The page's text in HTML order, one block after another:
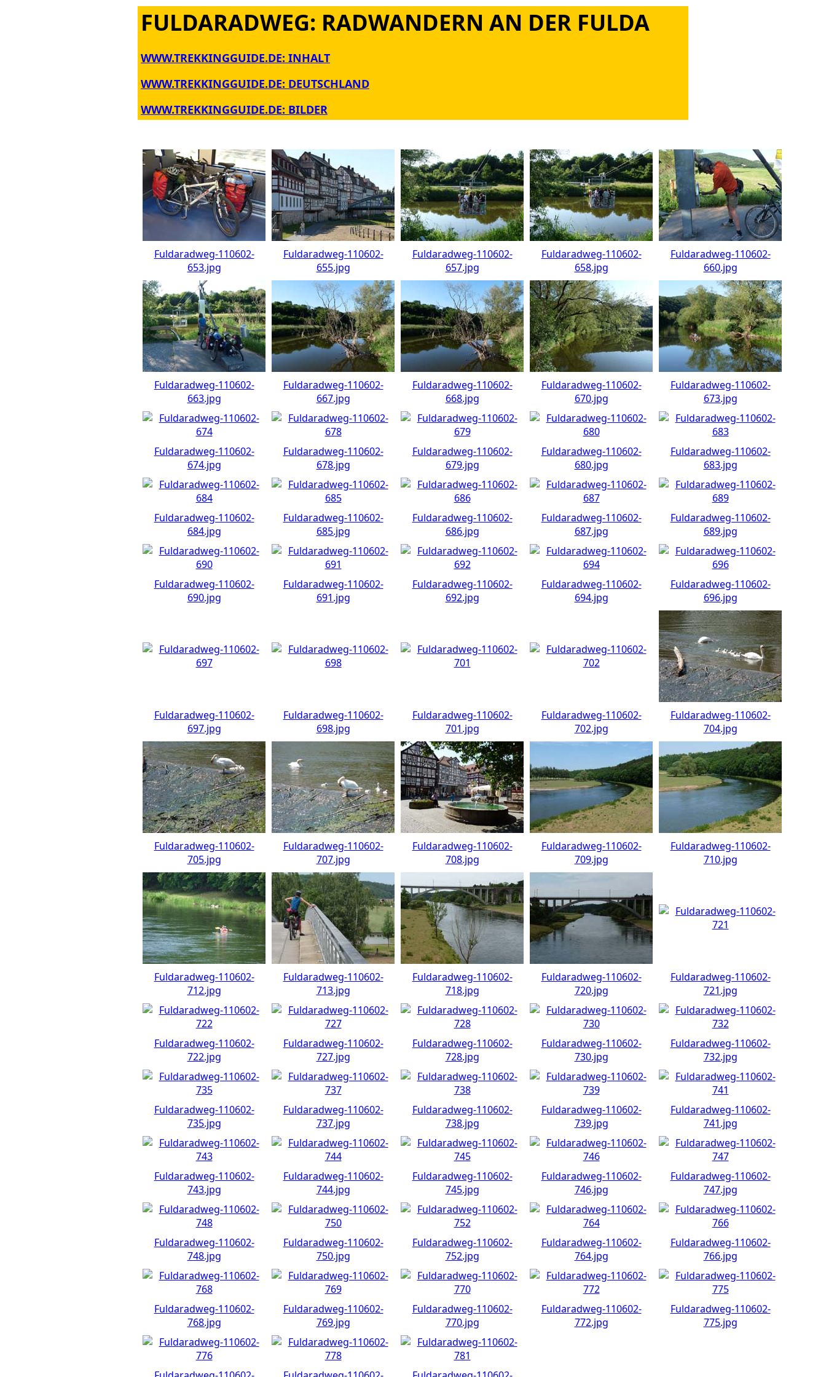
FULDARADWEG: RADWANDERN AN DER FULDA
WWW.TREKKINGGUIDE.DE: INHALT
WWW.TREKKINGGUIDE.DE: DEUTSCHLAND
WWW.TREKKINGGUIDE.DE: BILDER
Fuldaradweg-110602-
653.jpg
Fuldaradweg-110602-
655.jpg
Fuldaradweg-110602-
657.jpg
Fuldaradweg-110602-
658.jpg
Fuldaradweg-110602-
660.jpg
Fuldaradweg-110602-
663.jpg
Fuldaradweg-110602-
667.jpg
Fuldaradweg-110602-
668.jpg
Fuldaradweg-110602-
670.jpg
Fuldaradweg-110602-
673.jpg
Fuldaradweg-110602-
674.jpg
Fuldaradweg-110602-
678.jpg
Fuldaradweg-110602-
679.jpg
Fuldaradweg-110602-
680.jpg
Fuldaradweg-110602-
683.jpg
Fuldaradweg-110602-
684.jpg
Fuldaradweg-110602-
685.jpg
Fuldaradweg-110602-
686.jpg
Fuldaradweg-110602-
687.jpg
Fuldaradweg-110602-
689.jpg
Fuldaradweg-110602-
690.jpg
Fuldaradweg-110602-
691.jpg
Fuldaradweg-110602-
692.jpg
Fuldaradweg-110602-
694.jpg
Fuldaradweg-110602-
696.jpg
Fuldaradweg-110602-
697.jpg
Fuldaradweg-110602-
698.jpg
Fuldaradweg-110602-
701.jpg
Fuldaradweg-110602-
702.jpg
Fuldaradweg-110602-
704.jpg
Fuldaradweg-110602-
705.jpg
Fuldaradweg-110602-
707.jpg
Fuldaradweg-110602-
708.jpg
Fuldaradweg-110602-
709.jpg
Fuldaradweg-110602-
710.jpg
Fuldaradweg-110602-
712.jpg
Fuldaradweg-110602-
713.jpg
Fuldaradweg-110602-
718.jpg
Fuldaradweg-110602-
720.jpg
Fuldaradweg-110602-
721.jpg
Fuldaradweg-110602-
722.jpg
Fuldaradweg-110602-
727.jpg
Fuldaradweg-110602-
728.jpg
Fuldaradweg-110602-
730.jpg
Fuldaradweg-110602-
732.jpg
Fuldaradweg-110602-
735.jpg
Fuldaradweg-110602-
737.jpg
Fuldaradweg-110602-
738.jpg
Fuldaradweg-110602-
739.jpg
Fuldaradweg-110602-
741.jpg
Fuldaradweg-110602-
743.jpg
Fuldaradweg-110602-
744.jpg
Fuldaradweg-110602-
745.jpg
Fuldaradweg-110602-
746.jpg
Fuldaradweg-110602-
747.jpg
Fuldaradweg-110602-
748.jpg
Fuldaradweg-110602-
750.jpg
Fuldaradweg-110602-
752.jpg
Fuldaradweg-110602-
764.jpg
Fuldaradweg-110602-
766.jpg
Fuldaradweg-110602-
768.jpg
Fuldaradweg-110602-
769.jpg
Fuldaradweg-110602-
770.jpg
Fuldaradweg-110602-
772.jpg
Fuldaradweg-110602-
775.jpg